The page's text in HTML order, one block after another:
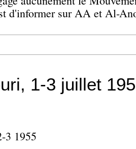
d'informer sur AA et Al-
1-3 juillet